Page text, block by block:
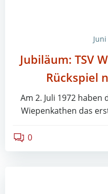
Jubiläum: TSV
Rückspiel
Am 2. Juli 1972 haben
Wiepenkathen das
0